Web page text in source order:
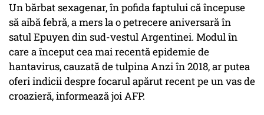
Un bărbat sexagenar, în pofida faptului că începuse
să aibă febră, a mers la o petrecere aniversară în
satul Epuyen din sud-vestul Argentinei. Modul în
care a început cea mai recentă epidemie de
hantavirus, cauzată de tulpina Anzi în 2018, ar putea
oferi indicii despre focarul apărut recent pe un vas de
croazieră, informează joi AFP.